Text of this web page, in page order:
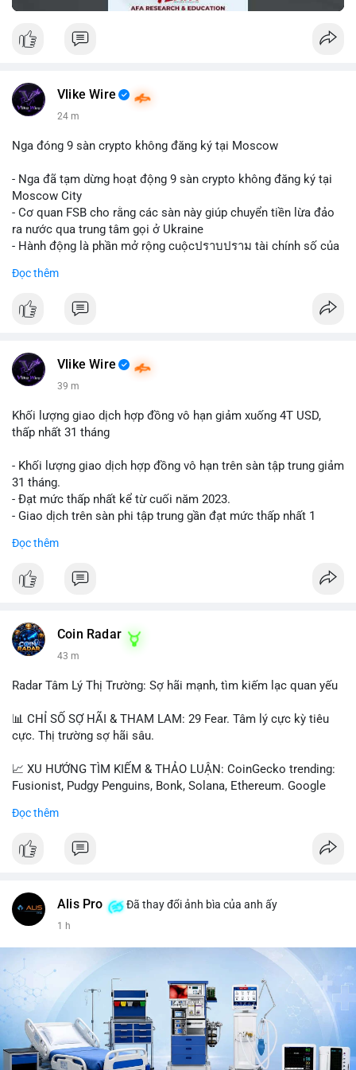
Vlike Wire
24 m
Nga đóng 9 sàn crypto không đăng ký tại Moscow
- Nga đã tạm dừng hoạt động 9 sàn crypto không đăng ký tại
Moscow City
- Cơ quan FSB cho rằng các sàn này giúp chuyển tiền lừa đảo
ra nước qua trung tâm gọi ở Ukraine
- Hành động là phần mở rộng cuộcปราบปราม tài chính số của
📰 Nguồn: Cointelegraph
Đọc thêm
Vlike Wire
39 m
Khối lượng giao dịch hợp đồng vô hạn giảm xuống 4T USD,
thấp nhất 31 tháng
- Khối lượng giao dịch hợp đồng vô hạn trên sàn tập trung giảm
31 tháng.
- Đạt mức thấp nhất kể từ cuối năm 2023.
- Giao dịch trên sàn phi tập trung gần đạt mức thấp nhất 1
#vlikevn #titanbot
Đọc thêm
Coin Radar
43 m
Radar Tâm Lý Thị Trường: Sợ hãi mạnh, tìm kiếm lạc quan yếu
📊 CHỈ SỐ SỢ HÃI & THAM LAM: 29 Fear. Tâm lý cực kỳ tiêu
cực. Thị trường sợ hãi sâu.
📈 XU HƯỚNG TÌM KIẾM & THẢO LUẬN: CoinGecko trending:
Fusionist, Pudgy Penguins, Bonk, Solana, Ethereum. Google
tiêu, vũ khí hạt nhân, đội tuyển Brasil, cúp U20 Châu Á.
UFC 310, Premier League, Champions League, NCAA Football,
MrBeast, Google. Binance Square: nhiều post về lệnh long, lợi
nhuận, $HFT/$SKYAI, $RIVER, $WLD, $ALLO, Top trader 30
💬 DÒNG CHẢY TIN TỨC & TRUYỀN THÔNG: Telegram
CoinTelegraph: Saylor nói Bitcoin không cần rõ ràng, Mỹ cần
rõ ràng; CEX futures volume giảm xuống $4 tỷ trong tháng 7,
thấp nhất từ tháng 12/2023; Prophet Market ra mắt thị trường
dự đoán human vs AI; Trump nói crypto làเรื่อง lớn, người dùng
Đọc thêm
Alis Pro Đã thay đổi ảnh bìa của anh ấy
1 h